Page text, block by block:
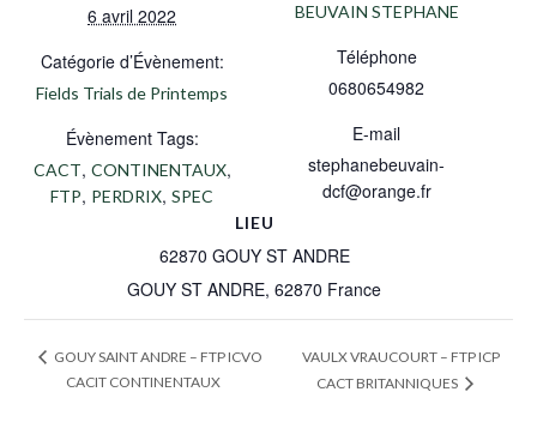
6 avril 2022
Catégorie d’Évènement:
Fields Trials de Printemps
Évènement Tags:
CACT, CONTINENTAUX,
FTP, PERDRIX, SPEC
LIEU
62870 GOUY ST ANDRE
GOUY ST ANDRE, 62870 France
BEUVAIN STEPHANE
Téléphone
0680654982
E-mail
stephanebeuvain-
dcf@orange.fr
GOUY SAINT ANDRE – FTP ICVO
CACIT CONTINENTAUX
VAULX VRAUCOURT – FTP ICP
CACT BRITANNIQUES